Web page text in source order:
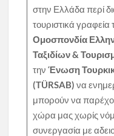
στην Ελλάδα περί
τουριστικά γραφεία
Ομοσπονδία
Ταξιδίων &
τηνΈνωση
(TÜRSAB) να
μπορούν να
χώρα μας χωρίς
συνεργασία με